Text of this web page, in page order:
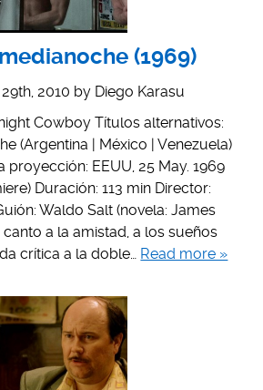
(1969)
2010 by Diego Karasu
Cowboy Títulos alternativos:
(Argentina | México | Venezuela)
proyección: EEUU, 25 May. 1969
Duración: 113 min Director:
Waldo Salt (novela: James
canto a la amistad, a los sueños
crítica a la doble… Read more »